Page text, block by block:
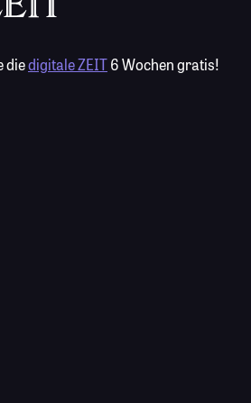
diedigitale ZEIT6 Wochen gratis!